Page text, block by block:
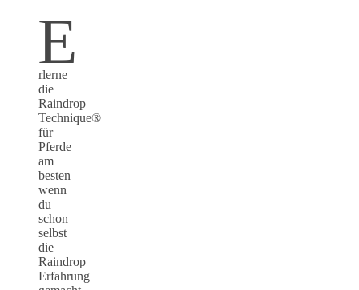
E
rlerne
die
Raindrop
Technique®
für
Pferde
am
besten
wenn
du
schon
selbst
die
Raindrop
Erfahrung